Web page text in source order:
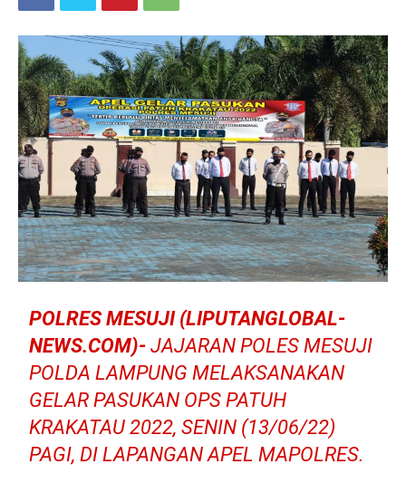
POLRES MESUJI (LIPUTANGLOBAL-
NEWS.COM)- JAJARAN POLES MESUJI
POLDA LAMPUNG MELAKSANAKAN
GELAR PASUKAN OPS PATUH
KRAKATAU 2022, SENIN (13/06/22)
PAGI, DI LAPANGAN APEL MAPOLRES.